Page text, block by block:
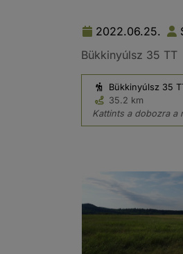
2022.06.25.
Bükkinyúlsz 35 TT
Bükkinyúlsz 35
35.2 km
Kattints a dobozra a